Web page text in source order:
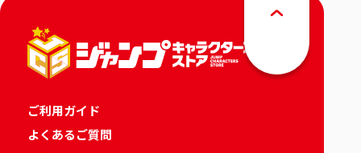
ご利用ガイド
よくあるご質問